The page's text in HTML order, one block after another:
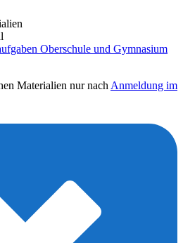
Oberschule und Gymnasium
Materialien nur nach Anmeldung im